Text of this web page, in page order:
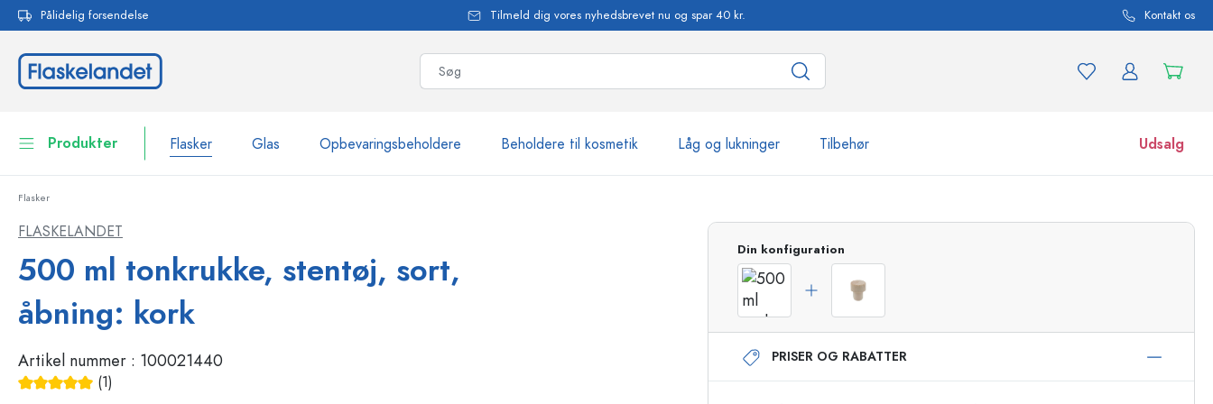
Gå til hovednavigation
Pålidelig forsendelse Tilmeld dig vores nyhedsbrevet nu og spar 40 kr. Kontakt os
Produkter Flasker Glas Opbevaringsbeholdere Beholdere til kosmetik Låg og lukninger Tilbehør Udsalg
Bordservice
Flasker efter mærke
WECK-flasker
Airless-dispensere
Roll-on flasker
Glas
Flasker
FLASKELANDET
500 ml tonkrukke, stentøj, sort,
åbning: kork
Artikel nummer : 100021440
(1)
Din konfiguration
PRISER OG RABATTER